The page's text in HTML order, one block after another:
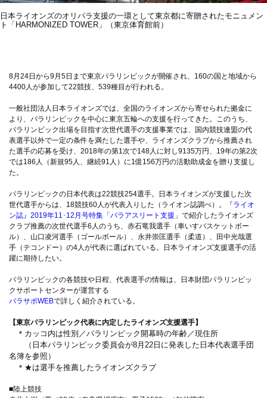
日本ライオンズのオリパラ支援の一環として東京都に寄贈されたモニュメン
ト「HARMONIZED TOWER」（東京体育館前）
8月24日から9月5日まで東京パラリンピックが開催され、160の国と地域から
4400人が参加して22競技、539種目が行われる。
一般社団法人日本ライオンズでは、全国のライオンズから寄せられた拠金に
より、パラリンピックを中心に東京五輪への支援を行ってきた。このうち、
パラリンピック出場を目指す次世代選手の支援事業では、国内競技連盟の代
表選手以外で一定の条件を満たした選手や、ライオンズクラブから推薦され
た選手の応募を受け、2018年の第1次で148人に対し9135万円、19年の第2次
では186人（新規95人、継続91人）に1億156万円の活動助成金を贈り支援し
た。
パラリンピックの日本代表は22競技254選手。日本ライオンズが支援した次
世代選手からは、18競技60人が代表入りした（ライオン誌調べ）。
『ライオ
ン誌』2019年11･12月号特集「パラアスリート支援」 で紹介したライオンズ
クラブ推薦の次世代選手6人のうち、赤石竜我選手（車いすバスケットボー
ル）、山口凌河選手（ゴールボール）、永井崇匡選手（柔道）、田中光哉選
手（テコンドー）の4人が代表に選ばれている。日本ライオンズ支援選手の活
躍に期待したい。
パラリンピックの各競技や日程、代表選手の情報は、日本財団パラリンピッ
クサポートセンターが運営する
パラサポWEBで詳しく紹介されている。
【東京パラリンピック代表に内定したライオンズ支援選手】
＊カッコ内は性別／パラリンピック開幕時の年齢／現住所
（日本パラリンピック委員会が8月22日に発表した日本代表選手団
名簿を参照）
＊★は選手を推薦したライオンズクラブ
■陸上競技